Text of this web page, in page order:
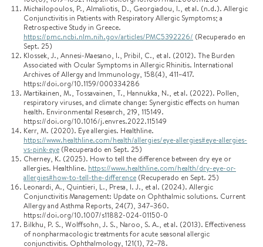
Michailopoulos, P., Almaliotis, D., Georgiadou, I., et al. (n.d.). Allergic
Conjunctivitis in Patients with Respiratory Allergic Symptoms; a
Retrospective Study in Greece.
https://pmc.ncbi.nlm.nih.gov/articles/PMC5392226/ (Recuperado en
Sept. 25)
Klossek, J., Annesi-Maesano, I., Pribil, C., et al. (2012). The Burden
Associated with Ocular Symptoms in Allergic Rhinitis. International
Archives of Allergy and Immunology, 158(4), 411–417.
https://doi.org/10.1159/000334286
Martikainen, M., Tossavainen, T., Hannukka, N., et al. (2022). Pollen,
respiratory viruses, and climate change: Synergistic effects on human
health. Environmental Research, 219, 115149.
https://doi.org/10.1016/j.envres.2022.115149
Kerr, M. (2020). Eye allergies. Healthline.
https://www.healthline.com/health/allergies/eye-allergies#eye-allergies-
vs-pink-eye (Recuperado en Sept. 25)
Cherney, K. (2025). How to tell the difference between dry eye or
allergies. Healthline. https://www.healthline.com/health/dry-eye-or-
allergies#how-to-tell-the-difference (Recuperado en Sept. 25)
Leonardi, A., Quintieri, L., Presa, I. J., et al. (2024). Allergic
Conjunctivitis Management: Update on Ophthalmic solutions. Current
Allergy and Asthma Reports, 24(7), 347–360.
https://doi.org/10.1007/s11882-024-01150-0
Bilkhu, P. S., Wolffsohn, J. S., Naroo, S. A., et al. (2013). Effectiveness
of nonpharmacologic treatments for acute seasonal allergic
conjunctivitis. Ophthalmology, 121(1), 72–78.